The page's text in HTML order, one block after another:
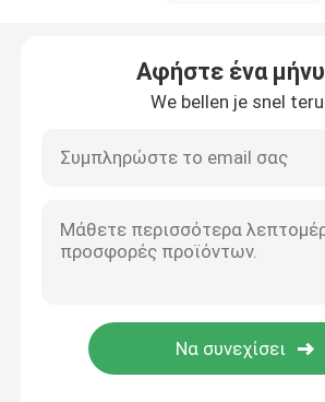
Αφήστε ένα
We bellen je snel